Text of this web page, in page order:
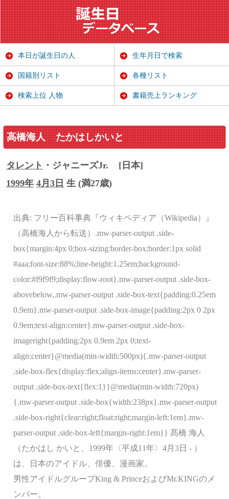
高橋海人 たかはしかいと
タレント ・ジャニーズJr.
[日本]
1999年 4月3日 生 (満27歳)
出典: フリー百科事典『ウィキペディア（Wikipedia）』
（高橋海人から転送）.mw-parser-output .side-
box{margin:4px 0;box-sizing:border-box;border:1px solid
#aaa;font-size:88%;line-height:1.25em;background-
color:#f9f9f9;display:flow-root}.mw-parser-output .side-box-
abovebelow,.mw-parser-output .side-box-text{padding:0.25em
0.9em}.mw-parser-output .side-box-image{padding:2px 0 2px
0.9em;text-align:center}.mw-parser-output .side-box-
imageright{padding:2px 0.9em 2px 0;text-
align:center}@media(min-width:500px){.mw-parser-output
.side-box-flex{display:flex;align-items:center}.mw-parser-
output .side-box-text{flex:1}}@media(min-width:720px)
{.mw-parser-output .side-box{width:238px}.mw-parser-output
.side-box-right{clear:right;float:right;margin-left:1em}.mw-
parser-output .side-box-left{margin-right:1em}} 髙橋 海人
（たかはし かいと、1999年〈平成11年〉4月3日 - ）
は、日本のアイドル、俳優、漫画家。
男性アイドルグループKing & PrinceおよびMr.KINGのメ
ンバー。
本日が誕生日の人 生年月日で検索
国籍別リスト 各種リスト
検索上位 人物 書籍売上ランキング